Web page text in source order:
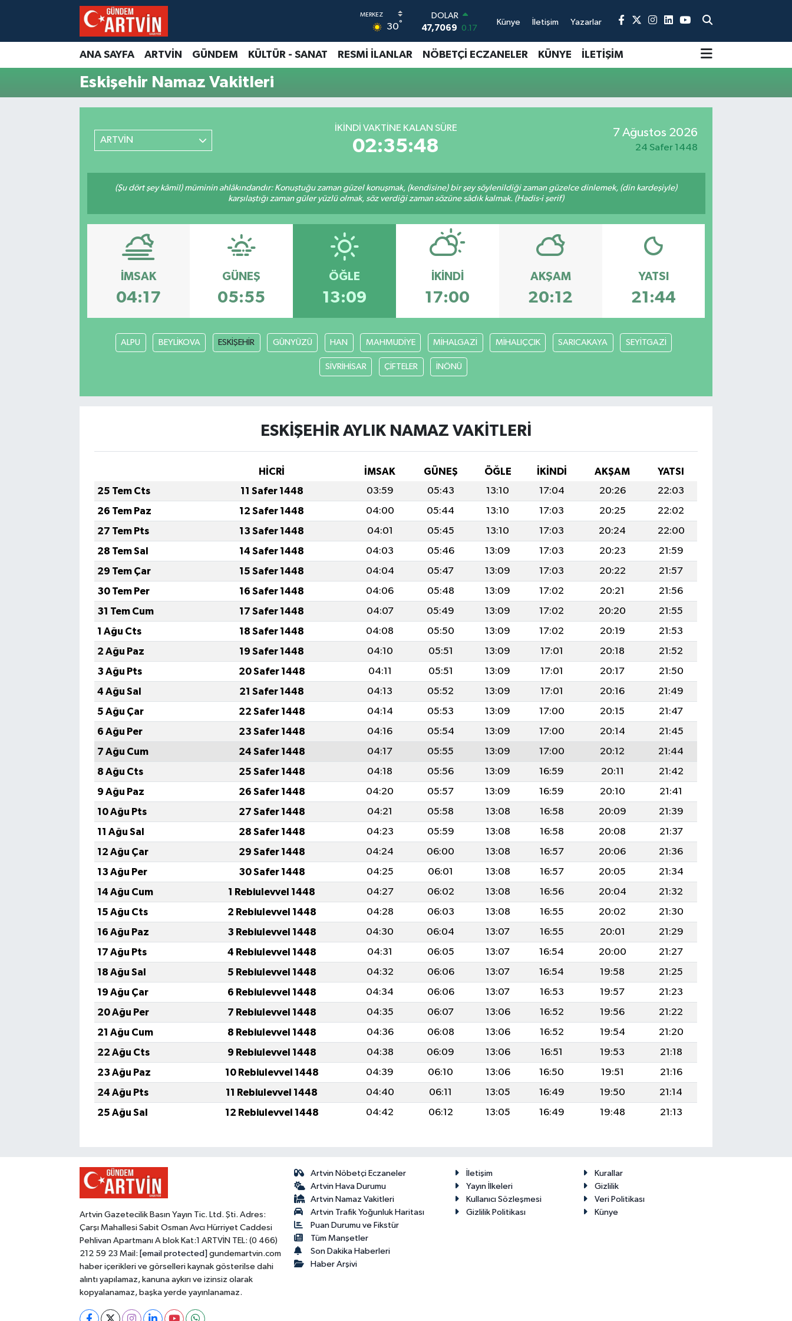
30°
DOLAR
47,7069 0.17
EURO
55,0265 0.01
13.887
BITCOIN
64.360,53
Künye İletişim Yazarlar
ANA SAYFA ARTVİN GÜNDEM KÜLTÜR - SANAT RESMİ İLANLAR NÖBETÇİ ECZANELER KÜNYE İLETİŞİM
Eskişehir Namaz Vakitleri
ARTVİN
İKINDI VAKTINE KALAN SÜRE
02:35:48
7 Ağustos 2026
24 Safer 1448
(Şu dört şey kâmil) müminin ahlâkındandır: Konuştuğu zaman güzel konuşmak, (kendisine) bir şey söylenildiği zaman güzelce dinlemek, (din kardeşiyle)
karşılaştığı zaman güler yüzlü olmak, söz verdiği zaman sözüne sâdık kalmak. (Hadis-i şerif)
İMSAK
04:17
GÜNEŞ
05:55
ÖĞLE
13:09
İKINDI
17:00
AKŞAM
20:12
YATSI
21:44
ALPU BEYLİKOVA ESKİŞEHİR GÜNYÜZÜ HAN MAHMUDİYE MİHALGAZİ MİHALIÇÇIK SARICAKAYA SEYİTGAZİ
SİVRİHİSAR ÇİFTELER İNÖNÜ
ESKİŞEHİR AYLIK NAMAZ VAKITLERI
HİCRİ İMSAK GÜNEŞ ÖĞLE İKINDI AKŞAM
YATSI
25 Tem Cts
11 Safer 1448 03:59 05:43 13:10 17:04 20:26
22:03
26 Tem Paz
12 Safer 1448 04:00 05:44 13:10 17:03 20:25
22:02
27 Tem Pts
13 Safer 1448 04:01 05:45 13:10 17:03 20:24
22:00
28 Tem Sal
14 Safer 1448 04:03 05:46 13:09 17:03 20:23
21:59
29 Tem Çar
15 Safer 1448 04:04 05:47 13:09 17:03 20:22
21:57
30 Tem Per
16 Safer 1448 04:06 05:48 13:09 17:02 20:21
21:56
31 Tem Cum
17 Safer 1448 04:07 05:49 13:09 17:02 20:20
21:55
1 Ağu Cts
18 Safer 1448 04:08 05:50 13:09 17:02 20:19
21:53
2 Ağu Paz
19 Safer 1448 04:10 05:51 13:09 17:01 20:18
21:52
3 Ağu Pts
20 Safer 1448 04:11 05:51 13:09 17:01 20:17
21:50
4 Ağu Sal
21 Safer 1448 04:13 05:52 13:09 17:01 20:16
21:49
5 Ağu Çar
22 Safer 1448 04:14 05:53 13:09 17:00 20:15
21:47
6 Ağu Per
23 Safer 1448 04:16 05:54 13:09 17:00 20:14
21:45
7 Ağu Cum
24 Safer 1448 04:17 05:55 13:09 17:00 20:12
21:44
8 Ağu Cts
25 Safer 1448 04:18 05:56 13:09 16:59 20:11
21:42
9 Ağu Paz
26 Safer 1448 04:20 05:57 13:09 16:59 20:10
21:41
10 Ağu Pts
27 Safer 1448 04:21 05:58 13:08 16:58 20:09
21:39
11 Ağu Sal
28 Safer 1448 04:23 05:59 13:08 16:58 20:08
21:37
12 Ağu Çar
29 Safer 1448 04:24 06:00 13:08 16:57 20:06
21:36
13 Ağu Per
30 Safer 1448 04:25 06:01 13:08 16:57 20:05
21:34
14 Ağu Cum
1 Rebiulevvel 1448 04:27 06:02 13:08 16:56 20:04
21:32
15 Ağu Cts
2 Rebiulevvel 1448 04:28 06:03 13:08 16:55 20:02
21:30
16 Ağu Paz
3 Rebiulevvel 1448 04:30 06:04 13:07 16:55 20:01
21:29
17 Ağu Pts
4 Rebiulevvel 1448 04:31 06:05 13:07 16:54 20:00
21:27
18 Ağu Sal
5 Rebiulevvel 1448 04:32 06:06 13:07 16:54 19:58
21:25
19 Ağu Çar
6 Rebiulevvel 1448 04:34 06:06 13:07 16:53 19:57
21:23
20 Ağu Per
7 Rebiulevvel 1448 04:35 06:07 13:06 16:52 19:56
21:22
21 Ağu Cum
8 Rebiulevvel 1448 04:36 06:08 13:06 16:52 19:54
21:20
22 Ağu Cts
9 Rebiulevvel 1448 04:38 06:09 13:06 16:51 19:53
21:18
23 Ağu Paz
10 Rebiulevvel 1448 04:39 06:10 13:06 16:50 19:51
21:16
24 Ağu Pts
11 Rebiulevvel 1448 04:40 06:11 13:05 16:49 19:50
21:14
25 Ağu Sal
12 Rebiulevvel 1448 04:42 06:12 13:05 16:49 19:48 21:13
Artvin Gazetecilik Basın Yayın Tic. Ltd. Şti. Adres:
Çarşı Mahallesi Sabit Osman Avcı Hürriyet Caddesi
Pehlivan Apartmanı A blok Kat:1 ARTVİN TEL: (0 466)
212 59 23 Mail: [email protected] gundemartvin.com
haber içerikleri ve görselleri kaynak gösterilse dahi
alıntı yapılamaz, kanuna aykırı ve izinsiz olarak
kopyalanamaz, başka yerde yayınlanamaz.
Artvin Nöbetçi Eczaneler
Artvin Hava Durumu
Artvin Namaz Vakitleri
Artvin Trafik Yoğunluk Haritası
Puan Durumu ve Fikstür
Tüm Manşetler
Son Dakika Haberleri
Haber Arşivi
İletişim
Kurallar
Yayın İlkeleri
Gizlilik
Kullanıcı Sözleşmesi
Veri Politikası
Gizlilik Politikası
Künye